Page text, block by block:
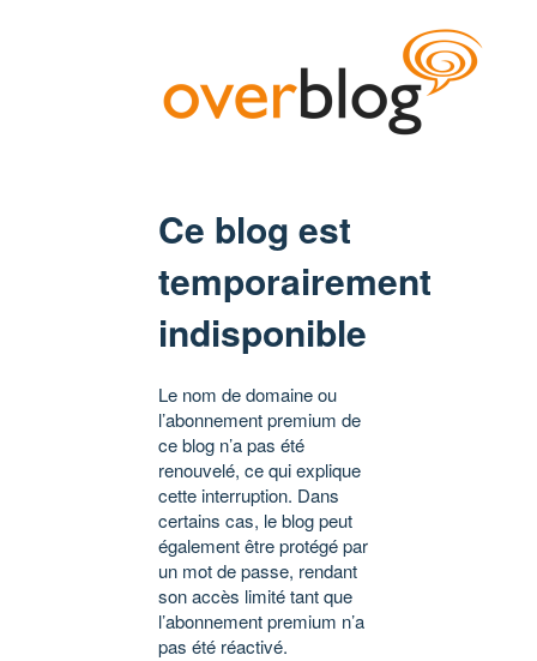
Ce blog est
temporairement
indisponible
Le nom de domaine ou
l’abonnement premium de
ce blog n’a pas été
renouvelé, ce qui explique
cette interruption. Dans
certains cas, le blog peut
également être protégé par
un mot de passe, rendant
son accès limité tant que
l’abonnement premium n’a
pas été réactivé.